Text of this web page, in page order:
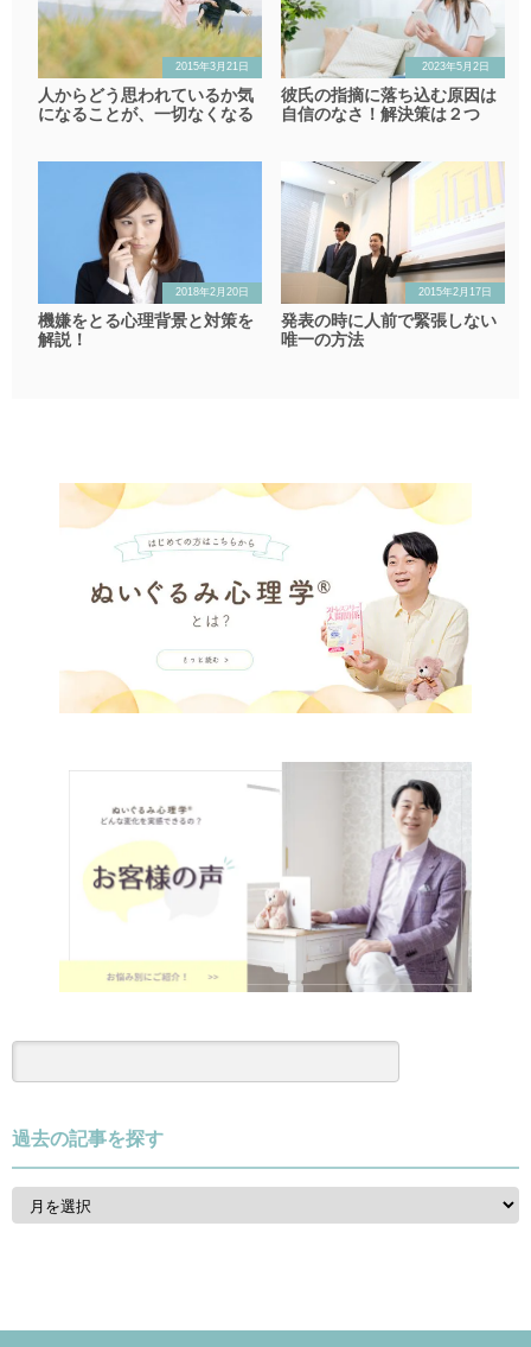
2015年3月21日
人からどう思われているか気
になることが、一切なくなる
2023年5月2日
彼氏の指摘に落ち込む原因は
自信のなさ！解決策は２つ
2018年2月20日
機嫌をとる心理背景と対策を
解説！
2015年2月17日
発表の時に人前で緊張しない
唯一の方法
過去の記事を探す
過